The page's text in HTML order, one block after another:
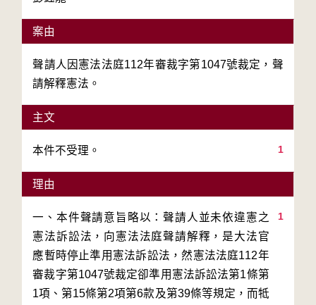
案由
聲請人因憲法法庭112年審裁字第1047號裁定，聲
請解釋憲法。
主文
1
本件不受理。
理由
1
一、本件聲請意旨略以：聲請人並未依違憲之
憲法訴訟法，向憲法法庭聲請解釋，是大法官
應暫時停止準用憲法訴訟法，然憲法法庭112年
審裁字第1047號裁定卻準用憲法訴訟法第1條第
1項、第15條第2項第6款及第39條等規定，而牴